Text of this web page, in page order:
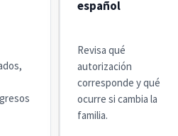
español
Revisa qué
autorización
corresponde y qué
ocurre si cambia la
familia.